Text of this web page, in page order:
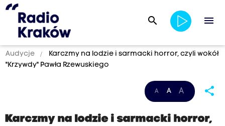
search menu
Audycje
Karczmy na lodzie i sarmacki horror, czyli wokół
"Krzywdy" Pawła Rzewuskiego
A A A share
Karczmy na lodzie i sarmacki horror,